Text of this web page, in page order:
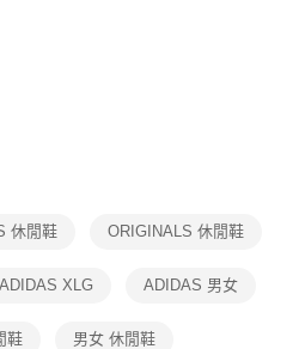
付」後，將跳轉至「AFTEE先享後付」
通知簡訊。
擊此簡訊中的連結，可透過四大超商／
款，方視為交易完成。
付 」之結帳頁面顯示為準，若有關於
等相關疑問，請聯繫「AFTEE先享後付
support/home
提供之「AFTEE先享後付」服務完成之交
上)免運費
上)免運費
休閒鞋 ORIGINALS 休閒鞋
ADIDAS XLG ADIDAS 男女
鞋 男女 休閒鞋